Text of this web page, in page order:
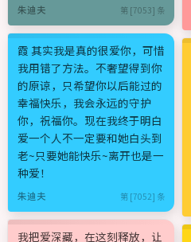
朱迪夫 第 [7053] 条
霞 其实我是真的很爱你，可惜
我用错了方法。不奢望得到你
的原谅，只希望你以后能过的
幸福快乐，我会永远的守护
你，祝福你。现在我终于明白
爱一个人不一定要和她白头到
老~只要她能快乐~离开也是一
种爱！
朱迪夫 第 [7052] 条
我把爱深藏，在这刻释放，让